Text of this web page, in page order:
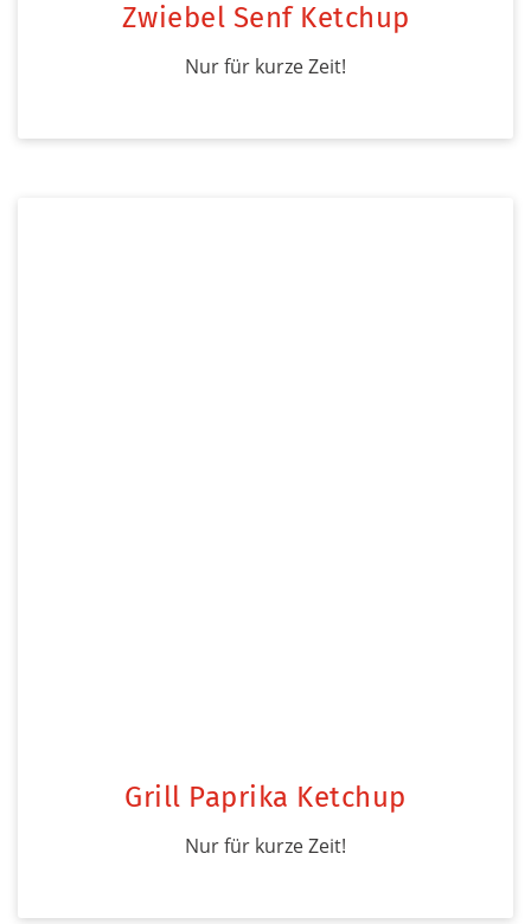
Zwiebel Senf Ketchup
Nur für kurze Zeit!
Grill Paprika Ketchup
Nur für kurze Zeit!